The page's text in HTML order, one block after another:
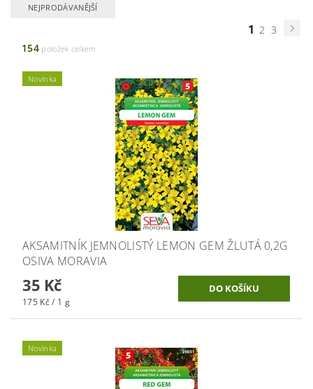
NEJPRODÁVANĚJŠÍ
1 2 3
154položek celkem
Novinka
AKSAMITNÍK JEMNOLISTÝ LEMON GEM ŽLUTÁ 0,2G
OSIVA MORAVIA
35 Kč
175 Kč / 1 g
Novinka